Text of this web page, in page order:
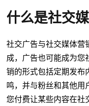
什么是社交
社交广告与社交媒体营
成，广告也可能成为您
销的形式包括定期发布
鸣，并与粉丝和其他
您付费让某些内容在社